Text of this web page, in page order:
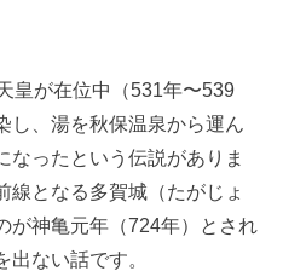
皇が在位中（531年〜539
し、湯を秋保温泉から運ん
なったという伝説がありま
線となる多賀城（たがじょ
が神亀元年（724年）とされ
ない話です。